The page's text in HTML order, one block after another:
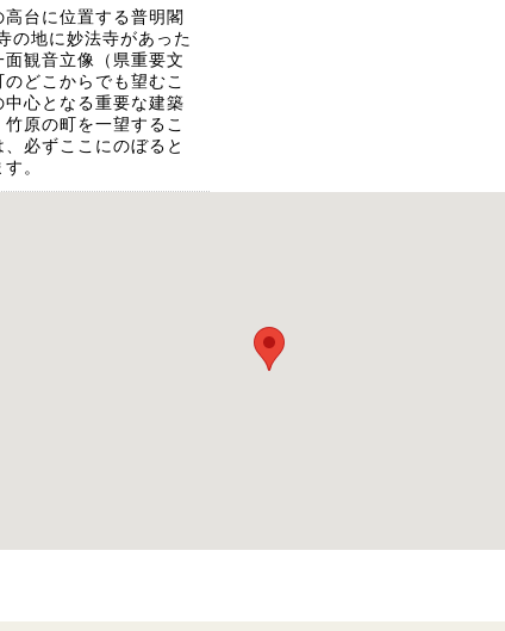
高台に位置する普明閣
の地に妙法寺があった
観音立像（県重要文
どこからでも望むこ
心となる重要な建築
原の町を一望するこ
必ずここにのぼると
。